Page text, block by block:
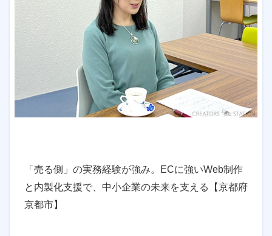
「売る側」の実務経験が強み。ECに強いWeb制作
と内製化支援で、中小企業の未来を支える【京都府
京都市】